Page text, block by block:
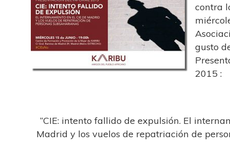
contra
gusto
2015 :
“CIE: intento fallido de expulsión. El
Madrid y los vuelos de repatriación de